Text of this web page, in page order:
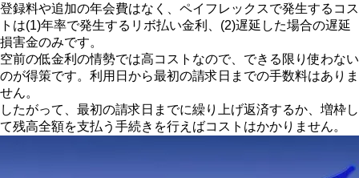
登録料や追加の年会費はなく、ペイフレックスで発生するコス
トは(1)年率で発生するリボ払い金利、(2)遅延した場合の遅延
損害金のみです。
空前の低金利の情勢では高コストなので、できる限り使わない
のが得策です。利用日から最初の請求日までの手数料はありま
せん。
したがって、最初の請求日までに繰り上げ返済するか、増枠し
て残高全額を支払う手続きを行えばコストはかかりません。